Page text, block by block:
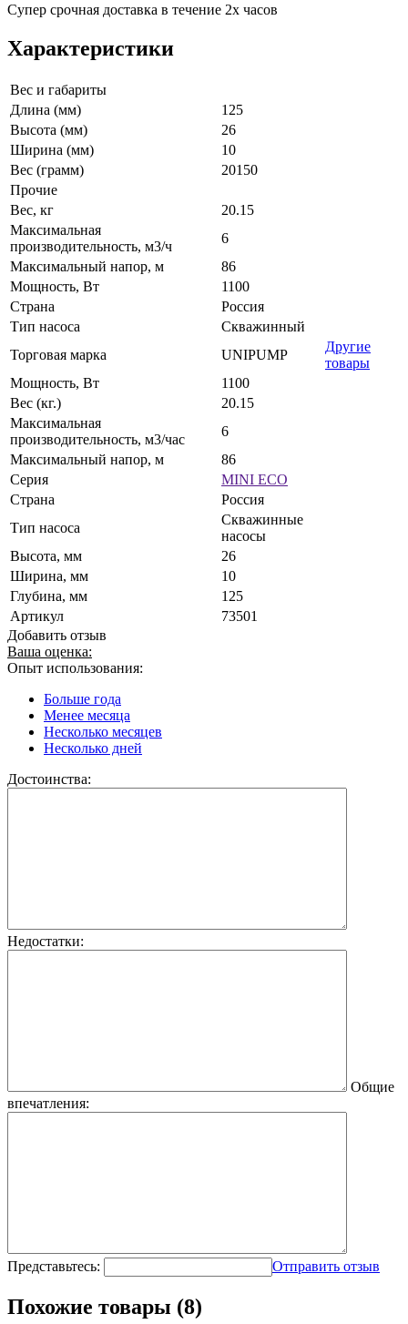
Супер срочная доставка в течение 2х часов
Характеристики
Вес и габариты
Длина (мм)
125
Высота (мм)
26
Ширина (мм)
10
Вес (грамм)
20150
Прочие
Вес, кг
20.15
Максимальная
производительность, м3/ч
6
Максимальный напор, м
86
Мощность, Вт
1100
Страна
Россия
Тип насоса
Скважинный
Торговая марка
UNIPUMP
Другие
товары
Мощность, Вт
1100
Вес (кг.)
20.15
Максимальная
производительность, м3/час
6
Максимальный напор, м
86
Серия
MINI ECO
Страна
Россия
Тип насоса
Скважинные
насосы
Высота, мм
26
Ширина, мм
10
Глубина, мм
125
Артикул
73501
Добавить отзыв
Ваша оценка:
Опыт использования:
Больше года
Менее месяца
Несколько месяцев
Несколько дней
Достоинства:
Недостатки:
Общие
впечатления:
Представьтесь: Отправить отзыв
Похожие товары (8)